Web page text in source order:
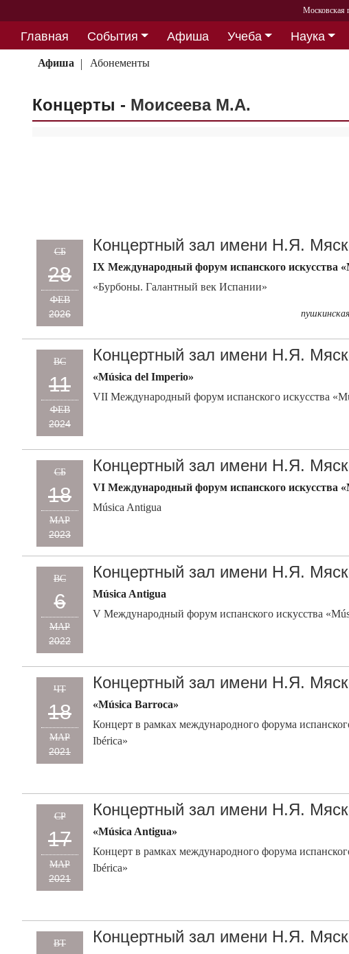
Московская
Главная События Афиша Учеба Наука
Партнерство
Афиша Абонементы
Концерты - Моисеева М.А.
СБ
28
ФЕВ
2026
Концертный зал имени Н.Я.
IX Международный форум испанского искусства
«Бурбоны. Галантный век Испании»
ВС
11
ФЕВ
2024
Концертный зал имени Н.Я.
«Música del Imperio»
VII Международный форум испанского искусства
СБ
18
МАР
2023
Концертный зал имени Н.Я.
VI Международный форум испанского искусства
Música Antigua
ВС
6
МАР
2022
Концертный зал имени Н.Я.
Música Antigua
V Международный форум испанского искусства
ЧТ
18
МАР
2021
Концертный зал имени Н.Я.
«Música Barroca»
Концерт в рамках международного форума
Ibérica»
СР
17
МАР
2021
Концертный зал имени Н.Я.
«Música Antigua»
Концерт в рамках международного форума
Ibérica»
ВТ Концертный зал имени Н.Я.